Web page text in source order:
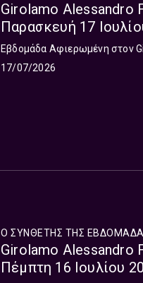
Girolamo
Παρασκευή 17
Εβδομάδα Αφιερωμένη στον
17/07/2026
Ο ΣΥΝΘΕΤΗΣ ΤΗΣ
Girolamo
Πέμπτη 16 Ιουλίου